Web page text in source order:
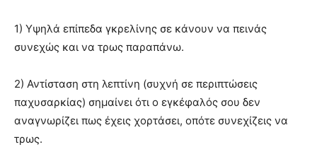
1) Υψηλά επίπεδα γκρελίνης σε κάνουν να πεινάς
συνεχώς και να τρως παραπάνω.
2) Αντίσταση στη λεπτίνη (συχνή σε περιπτώσεις
παχυσαρκίας) σημαίνει ότι ο εγκέφαλός σου δεν
αναγνωρίζει πως έχεις χορτάσει, οπότε συνεχίζεις να
τρως.